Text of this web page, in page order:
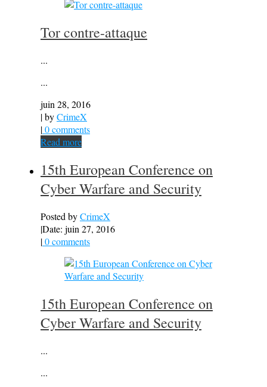
Tor contre-attaque
...
...
juin 28, 2016
| byCrimeX
|0 comments
Read more
15th European Conference on
Cyber Warfare and Security
Posted byCrimeX
|Date: juin 27, 2016
|0 comments
15th European Conference on
Cyber Warfare and Security
...
...